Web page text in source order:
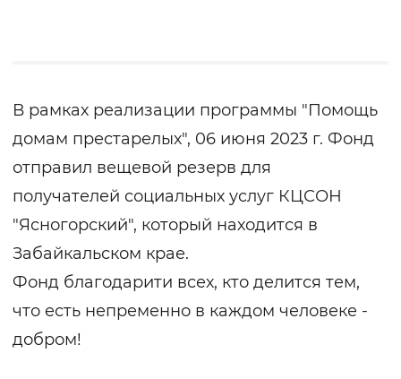
В рамках реализации программы "Помощь
домам престарелых", 06 июня 2023 г. Фонд
отправил вещевой резерв для
получателей социальных услуг КЦСОН
"Ясногорский", который находится в
Забайкальском крае.
Фонд благодарити всех, кто делится тем,
что есть непременно в каждом человеке -
добром!